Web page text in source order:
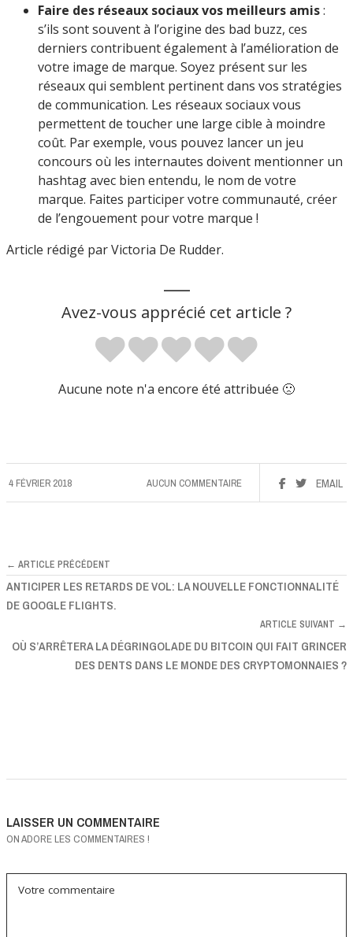
Faire des réseaux sociaux vos meilleurs amis:
s’ils sont souvent à l’origine des bad buzz, ces
derniers contribuent également à l’amélioration de
votre image de marque. Soyez présent sur les
réseaux qui semblent pertinent dans vos stratégies
de communication. Les réseaux sociaux vous
permettent de toucher une large cible à moindre
coût. Par exemple, vous pouvez lancer un jeu
concours où les internautes doivent mentionner un
hashtag avec bien entendu, le nom de votre
marque. Faites participer votre communauté, créer
de l’engouement pour votre marque !
Article rédigé par Victoria De Rudder.
Avez-vous apprécié cet article ?
Aucune note n'a encore été attribuée 🙁
4 FÉVRIER 2018 EMAIL
AUCUN COMMENTAIRE
← ARTICLE PRÉCÉDENT
ANTICIPER LES RETARDS DE VOL: LA NOUVELLE FONCTIONNALITÉ
DE GOOGLE FLIGHTS.
ARTICLE SUIVANT →
OÙ S’ARRÊTERA LA DÉGRINGOLADE DU BITCOIN QUI FAIT GRINCER
DES DENTS DANS LE MONDE DES CRYPTOMONNAIES ?
LAISSER UN COMMENTAIRE
ON ADORE LES COMMENTAIRES !
Votre commentaire